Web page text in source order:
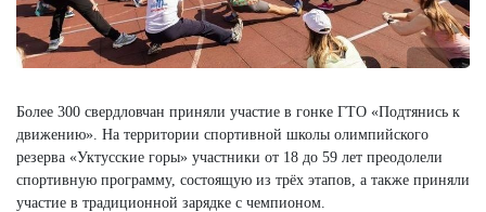
Более 300 свердловчан приняли участие в гонке ГТО «Подтянись к
движению». На территории спортивной школы олимпийского
резерва «Уктусские горы» участники от 18 до 59 лет преодолели
спортивную программу, состоящую из трёх этапов, а также приняли
участие в традиционной зарядке с чемпионом.